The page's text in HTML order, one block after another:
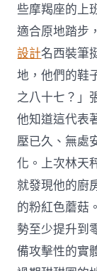
些摩羯座的上
適合原地踏步
設計名西裝筆
地，他們的鞋
之八十七？」
他知道這代表
壓已久、無處
化。上次林天
就發現他的廚
的粉紅色蘑菇
勢至少提升到
備攻擊性的實